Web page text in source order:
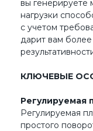
вы генерируете
нагрузки
с учетом
дарит вам
КЛЮЧЕВЫЕ
Регулируемая
Регулируемая
простого